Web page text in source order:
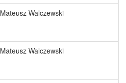
Mateusz Walczewski
Mateusz Walczewski